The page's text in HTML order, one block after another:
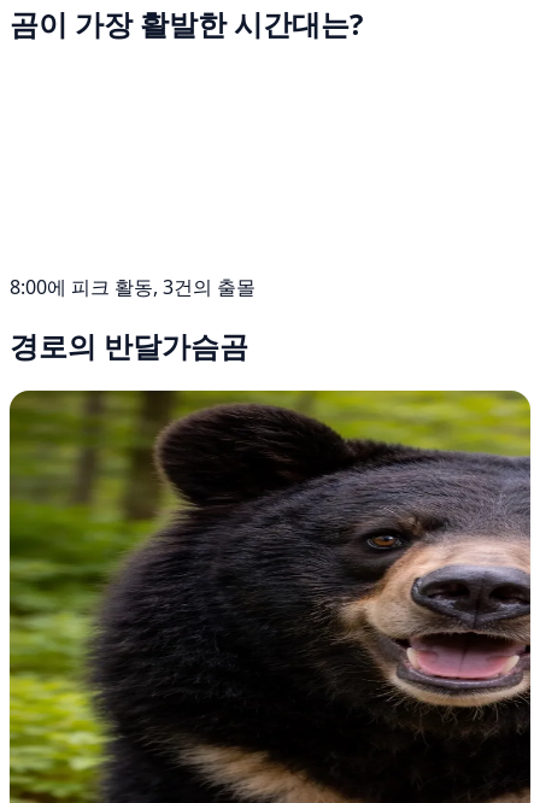
곰이 가장 활발한 시간대는?
8:00에 피크 활동, 3건의 출몰
경로의 반달가슴곰